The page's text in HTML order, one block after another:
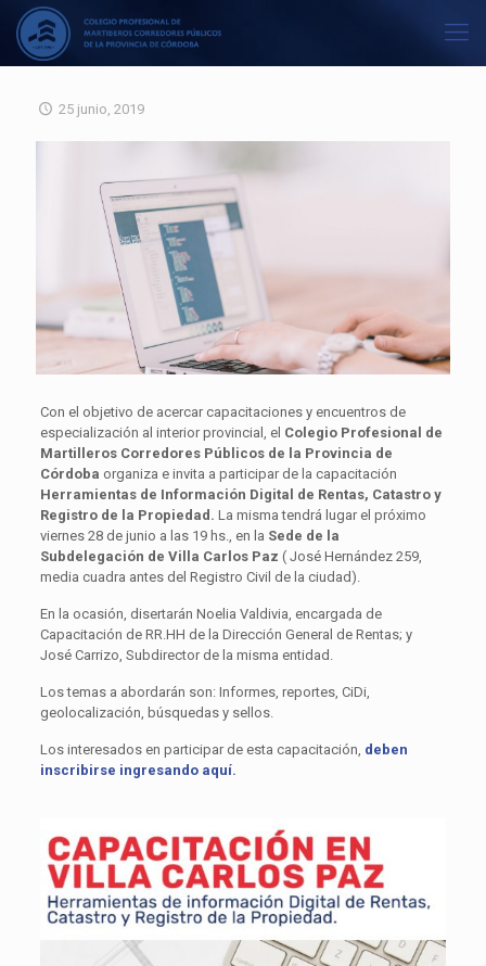
25 junio, 2019
Con el objetivo de acercar capacitaciones y encuentros de
especialización al interior provincial, el Colegio Profesional de
Martilleros Corredores Públicos de la Provincia de
Córdoba organiza e invita a participar de la capacitación
Herramientas de Información Digital de Rentas, Catastro y
Registro de la Propiedad. La misma tendrá lugar el próximo
viernes 28 de junio a las 19 hs., en la Sede de la
Subdelegación de Villa Carlos Paz ( José Hernández 259,
media cuadra antes del Registro Civil de la ciudad).
En la ocasión, disertarán Noelia Valdivia, encargada de
Capacitación de RR.HH de la Dirección General de Rentas; y
José Carrizo, Subdirector de la misma entidad.
Los temas a abordarán son: Informes, reportes, CiDi,
geolocalización, búsquedas y sellos.
Los interesados en participar de esta capacitación, deben
inscribirse ingresando aquí.